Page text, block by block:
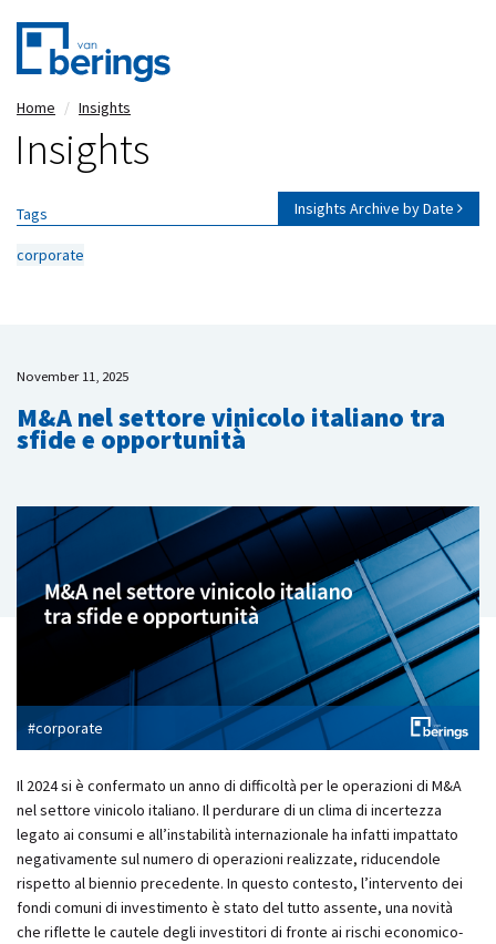
SkipHome Insights
Insights
Tags Insights Archive by Date
corporate
November 11, 2025
M&A nel settore vinicolo italiano tra
sfide e opportunità
#corporate
Il 2024 si è confermato un anno di difficoltà per le operazioni di M&A
nel settore vinicolo italiano. Il perdurare di un clima di incertezza
legato ai consumi e all’instabilità internazionale ha infatti impattato
negativamente sul numero di operazioni realizzate, riducendole
rispetto al biennio precedente. In questo contesto, l’intervento dei
fondi comuni di investimento è stato del tutto assente, una novità
che riflette le cautele degli investitori di fronte ai rischi economico-